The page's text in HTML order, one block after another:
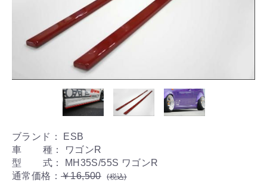
ブランド： ESB
車 種： ワゴンR
型 式： MH35S/55S ワゴンR
通常価格： ￥16,500 (税込)